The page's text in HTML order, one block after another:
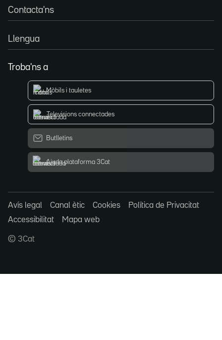
Contacta'ns
Llengua
Troba'ns a
Mòbils i tauletes
Televisions connectades
Butlletins
Ajuda plataforma 3Cat
Avís legal Canal ètic Cookies
Política de Privacitat
Accessibilitat
Mapa web
© 3Cat